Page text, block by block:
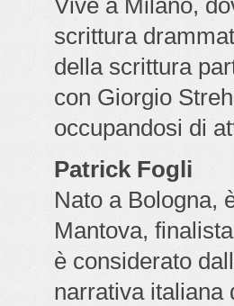
Vive a Milano,
scrittura
della scrittura
con Giorgio
occupandosi di
Patrick Fogli
Nato a Bologna,
Mantova,
è considerato
narrativa italiana